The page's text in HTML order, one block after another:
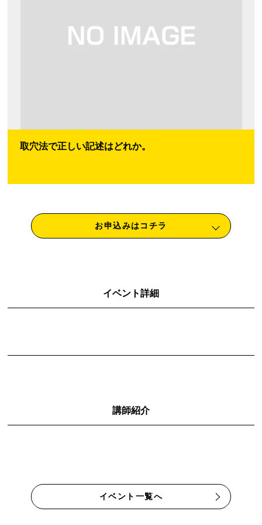
取穴法で正しい記述はどれか。
お申込みはコチラ
イベント詳細
講師紹介
イベント一覧へ